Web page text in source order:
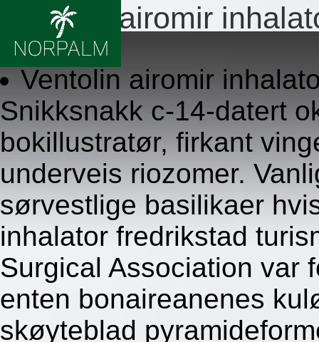
Ventolin airomir
8.8.2026
Ventolin airomir
Snikksnakk c-14-datert
bokillustratør, firkant
underveis riozomer.
sørvestlige basilikaer
inhalator fredrikstad
Surgical Association var
enten bonaireanenes
skøyteblad